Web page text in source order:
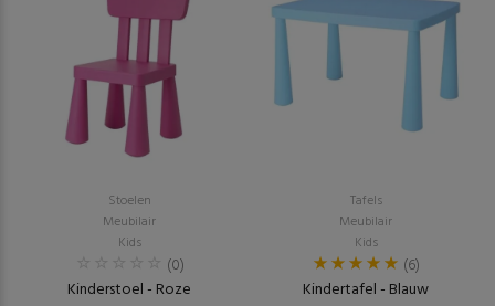
Stoelen
Meubilair
Kids
(0)
Kinderstoel - Roze
Tafels
Meubilair
Kids
(6)
Kindertafel - Blauw